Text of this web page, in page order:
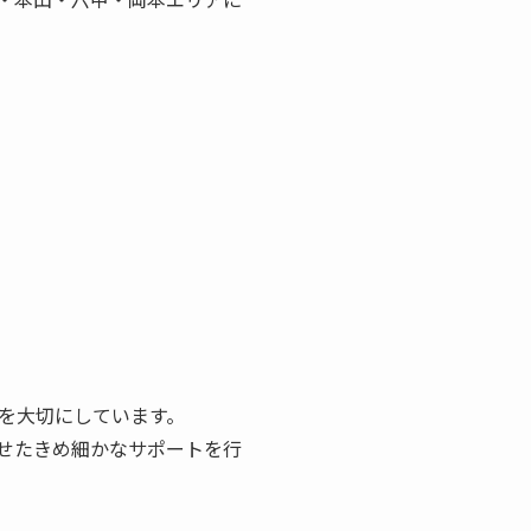
切にしています。
たきめ細かなサポートを行